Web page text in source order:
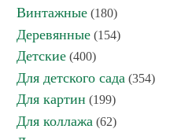
Винтажные (180)
Деревянные (154)
Детские (400)
Для детского сада (354)
Для картин (199)
Для коллажа (62)